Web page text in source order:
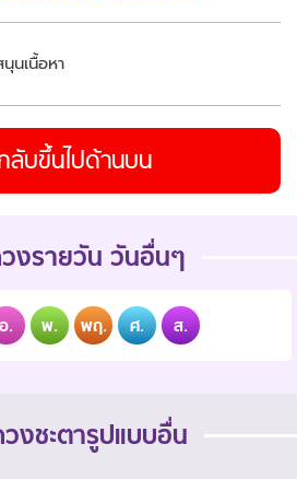
นเนื้อหา
ลับขึ้นไปด้านบน
งรายวัน วันอื่นๆ
อ. พ. พฤ. ศ. ส.
งชะตารูปแบบอื่น